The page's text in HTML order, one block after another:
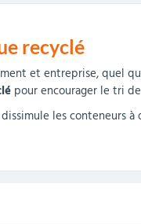
fumeurs
de sécurité
de bureau
crèche et
recyclé
et entreprise, quel
pour encourager le tri
les conteneurs